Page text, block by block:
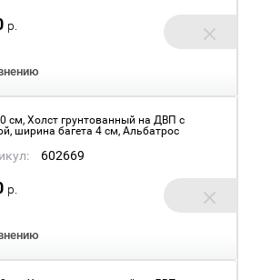
р.
см, Холст грунтованный на ДВП с
ширина багета 4 см, Альбатрос
602669
р.